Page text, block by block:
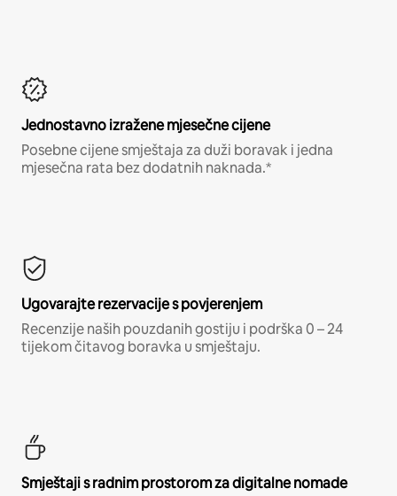
Jednostavno izražene mjesečne cijene
Posebne cijene smještaja za duži boravak i jedna
mjesečna rata bez dodatnih naknada.*
Ugovarajte rezervacije s povjerenjem
Recenzije naših pouzdanih gostiju i podrška 0 – 24
tijekom čitavog boravka u smještaju.
Smještaji s radnim prostorom za digitalne nomade